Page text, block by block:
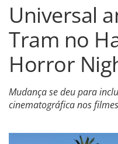
Universal
Tram no
Horror
Mudança se deu para
cinematográfica nos